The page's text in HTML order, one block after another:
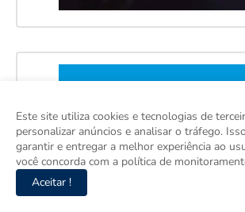
Este site utiliza cookies e tecnologias de
personalizar anúncios e analisar o tráfego.
garantir e entregar a melhor experiência ao
você concorda com a política de
Aceitar !